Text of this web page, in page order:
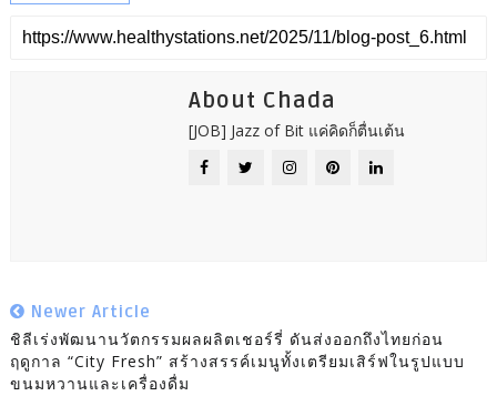
About Chada
[JOB] Jazz of Bit แค่คิดก็ตื่นเต้น
Newer Article
ชิลีเร่งพัฒนานวัตกรรมผลผลิตเชอร์รี่ ดันส่งออกถึงไทยก่อน
ฤดูกาล “City Fresh” สร้างสรรค์เมนูทั้งเตรียมเสิร์ฟในรูปแบบ
ขนมหวานและเครื่องดื่ม